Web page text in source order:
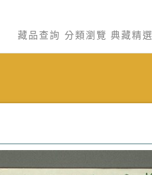
藏品查詢 分類瀏覽 典藏精選